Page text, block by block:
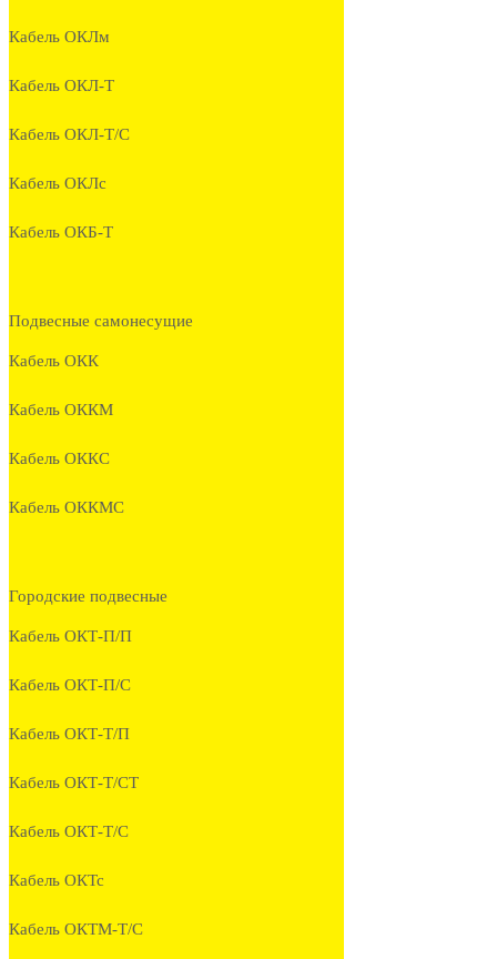
Кабель ОКЛм
Кабель ОКЛ-Т
Кабель ОКЛ-Т/С
Кабель ОКЛc
Кабель ОКБ-Т
Подвесные самонесущие
Кабель ОКК
Кабель ОККМ
Кабель ОККС
Кабель ОККМС
Городские подвесные
Кабель ОКТ-П/П
Кабель ОКТ-П/С
Кабель ОКТ-Т/П
Кабель ОКТ-Т/СТ
Кабель ОКТ-Т/С
Кабель ОКТс
Кабель ОКТМ-Т/С